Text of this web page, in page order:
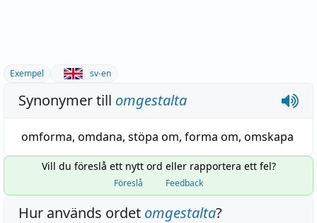
Exempel sv-en
Synonymer till omgestalta
omforma, omdana, stöpa om, forma om, omskapa
Vill du föreslå ett nytt ord eller rapportera ett fel?
Föreslå Feedback
Hur används ordet omgestalta?